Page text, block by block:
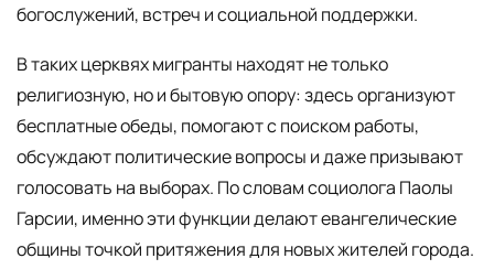
богослужений, встреч и социальной поддержки.
В таких церквях мигранты находят не только
религиозную, но и бытовую опору: здесь организуют
бесплатные обеды, помогают с поиском работы,
обсуждают политические вопросы и даже призывают
голосовать на выборах. По словам социолога Паолы
Гарсии, именно эти функции делают евангелические
общины точкой притяжения для новых жителей города.